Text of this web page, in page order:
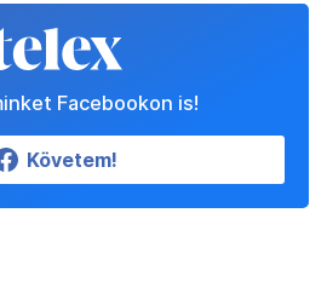
Facebookon is!
Követem!